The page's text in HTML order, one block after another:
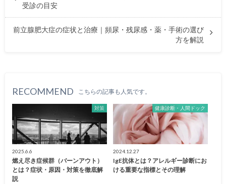
受診の目安
前立腺肥大症の症状と治療｜頻尿・残尿感・薬・手術の選び
方を解説
RECOMMEND こちらの記事も人気です。
対策
2025.6.6
燃え尽き症候群（バーンアウト）
とは？症状・原因・対策を徹底解
説
健康診断・人間ドック
2024.12.27
IgE抗体とは？アレルギー診断にお
ける重要な指標とその理解